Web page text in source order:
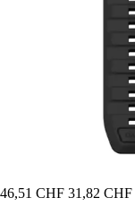
46,51 CHF 31,82 CHF